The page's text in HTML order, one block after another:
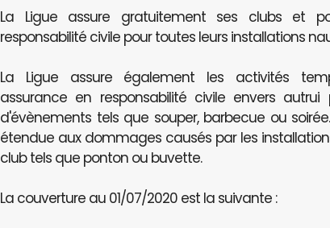
La Ligue assure gratuitement ses clubs et
responsabilité civile pour toutes leurs installations
La Ligue assure également les activités
assurance en responsabilité civile envers autrui
d'évènements tels que souper, barbecue ou
étendue aux dommages causés par les
club tels que ponton ou buvette.
La couverture au 01/07/2020 est la suivante :